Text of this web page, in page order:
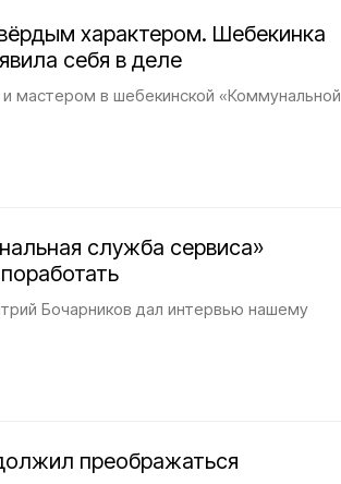
характером. Шебекинка
себя в деле
мастером в шебекинской «Коммунальной
служба сервиса»
Бочарников дал интервью нашему
преображаться